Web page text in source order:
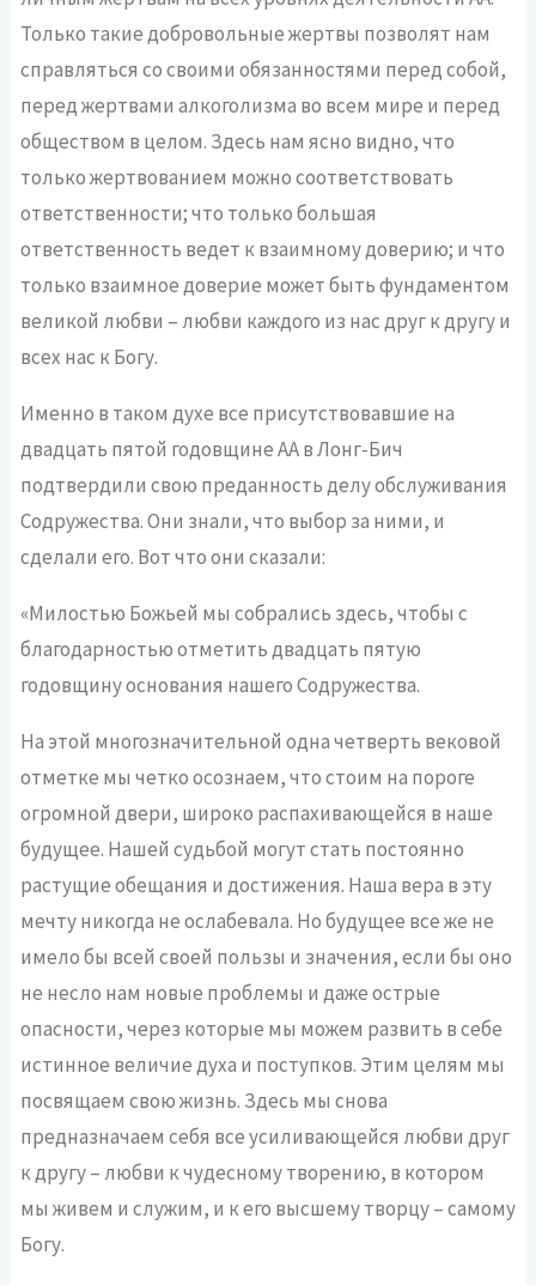
Только такие добровольные жертвы позволят нам
справляться со своими обязанностями перед собой,
перед жертвами алкоголизма во всем мире и перед
обществом в целом. Здесь нам ясно видно, что
только жертвованием можно соответствовать
ответственности; что только большая
ответственность ведет к взаимному доверию; и что
только взаимное доверие может быть фундаментом
великой любви – любви каждого из нас друг к другу и
всех нас к Богу.
Именно в таком духе все присутствовавшие на
двадцать пятой годовщине АА в Лонг-Бич
подтвердили свою преданность делу обслуживания
Содружества. Они знали, что выбор за ними, и
сделали его. Вот что они сказали:
«Милостью Божьей мы собрались здесь, чтобы с
благодарностью отметить двадцать пятую
годовщину основания нашего Содружества.
На этой многозначительной одна четверть вековой
отметке мы четко осознаем, что стоим на пороге
огромной двери, широко распахивающейся в наше
будущее. Нашей судьбой могут стать постоянно
растущие обещания и достижения. Наша вера в эту
мечту никогда не ослабевала. Но будущее все же не
имело бы всей своей пользы и значения, если бы оно
не несло нам новые проблемы и даже острые
опасности, через которые мы можем развить в себе
истинное величие духа и поступков. Этим целям мы
посвящаем свою жизнь. Здесь мы снова
предназначаем себя все усиливающейся любви друг
к другу – любви к чудесному творению, в котором
мы живем и служим, и к его высшему творцу – самому
Богу.